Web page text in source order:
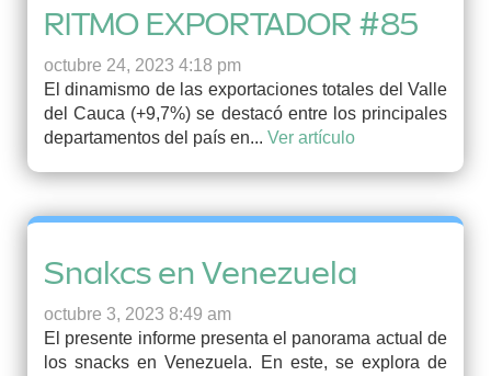
RITMO EXPORTADOR #85
octubre 24, 2023 4:18 pm
El dinamismo de las exportaciones totales del Valle
del Cauca (+9,7%) se destacó entre los principales
departamentos del país en... Ver artículo
Snakcs en Venezuela
octubre 3, 2023 8:49 am
El presente informe presenta el panorama actual de
los snacks en Venezuela. En este, se explora de